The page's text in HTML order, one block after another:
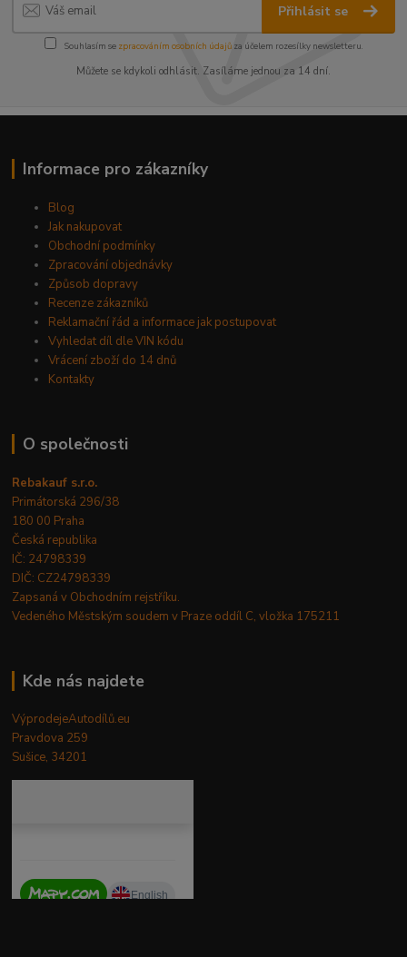
Přihlásit se
Souhlasím se zpracováním osobních údajůza účelem rozesílky newsletteru.
Můžete se kdykoli odhlásit. Zasíláme jednou za 14 dní.
Informace pro zákazníky
Blog
Jak nakupovat
Obchodní podmínky
Zpracování objednávky
Způsob dopravy
Recenze zákazníků
Reklamační řád a informace jak postupovat
Vyhledat díl dle VIN kódu
Vrácení zboží do 14 dnů
Kontakty
O společnosti
Rebakauf s.r.o.
Primátorská 296/38
180 00 Praha
Česká republika
IČ: 24798339
DIČ: CZ24798339
Zapsaná v Obchodním rejstříku.
Vedeného Městským soudem v Praze oddíl C, vložka 175211
Kde nás najdete
VýprodejeAutodílů.eu
Pravdova 259
Sušice, 34201